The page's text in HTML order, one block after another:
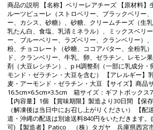
商品の説明 【名称】ベリーレアチーズ 【原材料】
ルーツピューレ（ストロベリー、ブラックベリー
ー、カシス、砂糖）、砂糖、クリームチーズ（生乳
乳たん白、食塩、乳清ミネラル）、ミックスベリ
ー、ブルーベリー、ラズベリー、クランベリー）
粉、チョコレート（砂糖、ココアバター、全粉乳
ド、クランベリー、牛乳、卵、ゼラチン、レモン
剤（大豆レシチン）、p H調整剤（一部に乳成分・
モンド・ゼラチン・大豆を含む） 【アレルギー】
麦・アーモンド・ゼラチン・大豆 【サイズ】商品
16.5cm×6.5cm×3.5cm 箱サイズ：ギフトボックス
【内容量】1個 【賞味期限】製造より30日間 【保
（解凍後は当日中にお召し上がりください） 【配
道・沖縄の配送は別途送料840円をいただきます。
可) 【製造者】Patico （株）タガヤ 兵庫県西宮